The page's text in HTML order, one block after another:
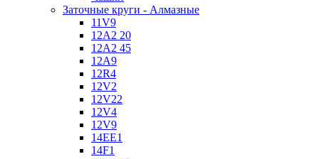
Заточные круги - Алмазные
11V9
12A2 20
12A2 45
12A9
12R4
12V2
12V22
12V4
12V9
14EE1
14F1